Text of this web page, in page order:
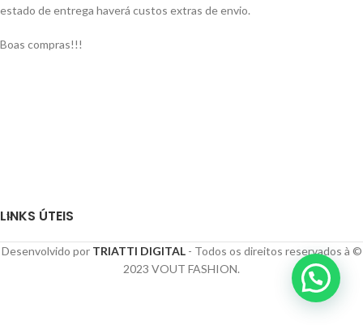
estado de entrega haverá custos extras de envio.
Boas compras!!!
LINKS ÚTEIS
Desenvolvido por TRIATTI DIGITAL- Todos os direitos reservados à ©
2023 VOUT FASHION.